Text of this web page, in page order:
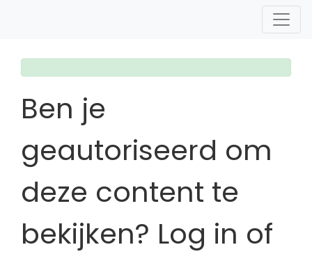
Ben je
geautoriseerd om
deze content te
bekijken? Log in of